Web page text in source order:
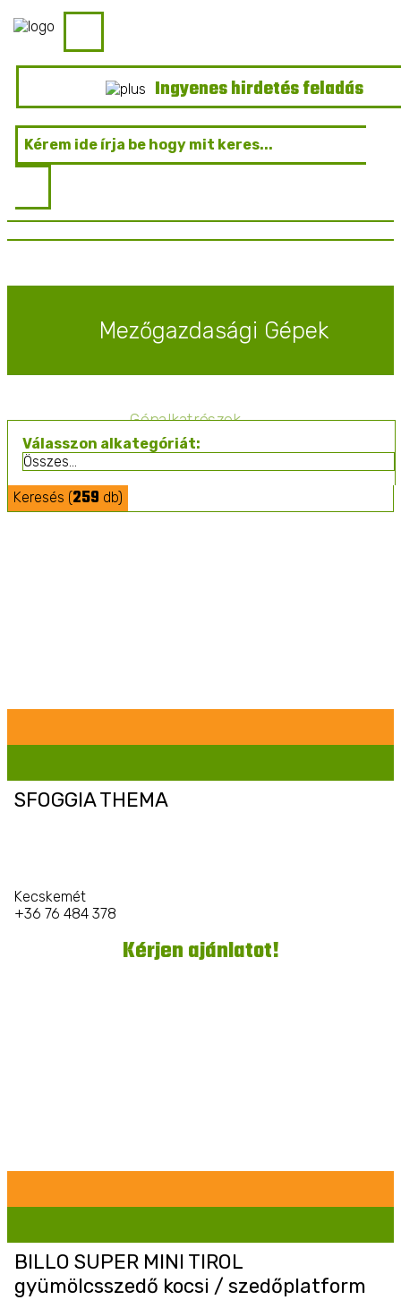
Ingyenes hirdetés feladás
Mezőgazdasági Gépek
Gépalkatrészek
Mezőgazdasági Építmények
Szolgáltatások
Válasszon alkategóriát:
Keresés (259 db)
SFOGGIA THEMA
Kecskemét
+36 76 484 378
Kérjen ajánlatot!
BILLO SUPER MINI TIROL
gyümölcsszedő kocsi / szedőplatform